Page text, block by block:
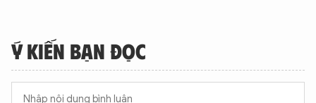
Ý KIẾN BẠN ĐỌC